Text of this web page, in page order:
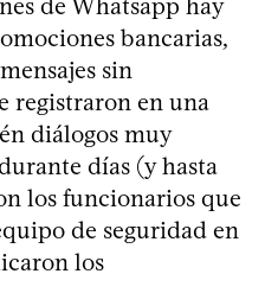
bancarias,
sin
registraron en una
diálogos muy
días (y hasta
los funcionarios que
de seguridad en
los